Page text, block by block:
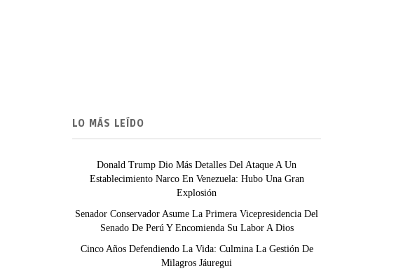
LO MÁS LEÍDO
Donald Trump Dio Más Detalles Del Ataque A Un
Establecimiento Narco En Venezuela: Hubo Una Gran
Explosión
Senador Conservador Asume La Primera Vicepresidencia Del
Senado De Perú Y Encomienda Su Labor A Dios
Cinco Años Defendiendo La Vida: Culmina La Gestión De
Milagros Jáuregui